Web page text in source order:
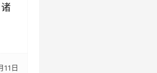
11日